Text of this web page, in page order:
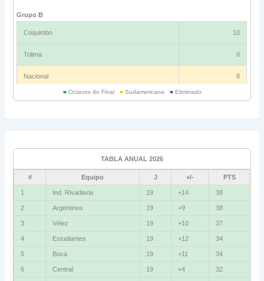
Grupo B
Coquimbo 10
Tolima 8
Nacional 8
Bolívar 5
La Guaira
Grupo D
U. Católica
Cruzeiro 11
■Octavos de Final ■Sudamericana ■Eliminado
TABLA ANUAL 2026
# Equipo J +/- PTS
1 Ind. Rivadavia 19 +14 38
2 Argentinos 19 +9 38
3 Vélez 19 +10 37
4 Estudiantes 19 +12 34
5 Boca 19 +11 34
6 Central 19 +4 32